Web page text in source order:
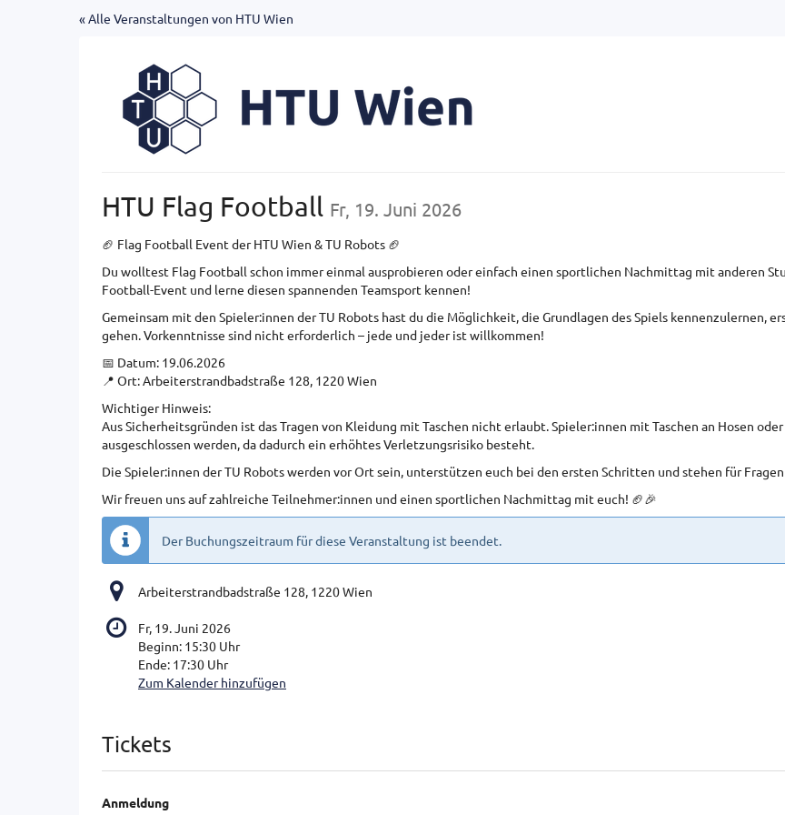
« Alle Veranstaltungen von HTU Wien
HTU Flag Football Fr, 19. Juni 2026
🏈 Flag Football Event der HTU Wien & TU Robots 🏈
Du wolltest Flag Football schon immer einmal ausprobieren oder einfach einen sportlichen Nachmittag mit anderen
Football-Event und lerne diesen spannenden Teamsport kennen!
Gemeinsam mit den Spieler:innen der TU Robots hast du die Möglichkeit, die Grundlagen des Spiels kennenzulernen,
gehen. Vorkenntnisse sind nicht erforderlich – jede und jeder ist willkommen!
📅 Datum: 19.06.2026
📍 Ort: Arbeiterstrandbadstraße 128, 1220 Wien
Wichtiger Hinweis:
Aus Sicherheitsgründen ist das Tragen von Kleidung mit Taschen nicht erlaubt. Spieler:innen mit Taschen an Hosen
ausgeschlossen werden, da dadurch ein erhöhtes Verletzungsrisiko besteht.
Die Spieler:innen der TU Robots werden vor Ort sein, unterstützen euch bei den ersten Schritten und stehen für
Wir freuen uns auf zahlreiche Teilnehmer:innen und einen sportlichen Nachmittag mit euch! 🏈🎉
Der Buchungszeitraum für diese Veranstaltung ist beendet.
Arbeiterstrandbadstraße 128, 1220 Wien
Fr, 19. Juni 2026
Beginn: 15:30 Uhr
Ende: 17:30 Uhr
Zum Kalender hinzufügen
Produkte
Tickets
Anmeldung